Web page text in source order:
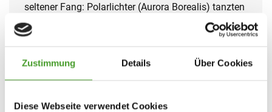
Zustimmung Details Über Cookies
Diese Webseite verwendet Cookies
seltener Fang: Polarlichter (Aurora Borealis) tanzten
am Himmel über Oberösterreich. Obwohl die Region
weit südlich jener Breiten liegt, in denen dieses
Naturschauspiel normalerweise zuhause ist, war der